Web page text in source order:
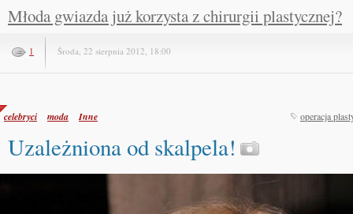
Młoda gwiazda już korzysta z chirurgii plastycznej?
1 Środa, 22 sierpnia 2012, 18:00
celebryci moda Inne operacja
Uzależniona od skalpela!